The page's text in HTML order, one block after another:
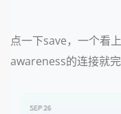
点一下save，一个看
awareness的连接就完